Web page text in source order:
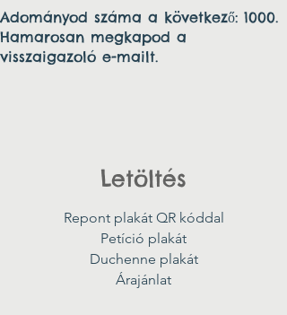
Adományod száma a következő: 1000.
Hamarosan megkapod a
visszaigazoló e-mailt.
Letöltés
Repont plakát QR kóddal
Petíció plakát
Duchenne plakát
Árajánlat